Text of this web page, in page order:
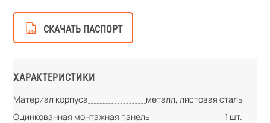
СКАЧАТЬ ПАСПОРТ
ХАРАКТЕРИСТИКИ
Материал корпуса
металл, листовая сталь
Оцинкованная монтажная панель
1 шт.